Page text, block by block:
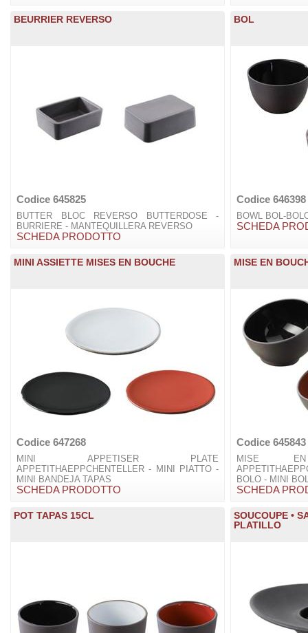
BEURRIER REVERSO
Codice 645825
BUTTER BLOC REVERSO BUTTERDOSE -
BURRIERE - MANTEQUILLERA REVERSO
SCHEDA PRODOTTO
BOL
Codice 646398
BOWL BOL-
SCHEDA
MINI ASSIETTE MISES EN BOUCHE
Codice 647268
MINI APPETISER PLATE
APPETITHAEPPCHENTELLER - MINI PIATTO -
MINI BANDEJA TAPAS
SCHEDA PRODOTTO
MISE EN
Codice 645843
MISE
BOLO - MINI
SCHEDA
POT TAPAS 15CL
SOUCOUPE •
PLATILLO